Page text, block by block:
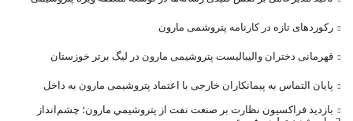
رکوردهای تازه در کارنامه پتروشمی مارون
قهرمانی دختران والیبالیست پتروشیمی مارون در لیگ برتر خوزستان
پایان التماس به پیمانکاران خارجی با اعتماد پتروشیمی مارون به داخل
بازديد فراکسيون نظارت بر صنعت نفت از پتروشيمي مارون؛ چشم‌انداز